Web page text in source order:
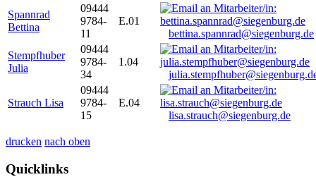
Spannrad
Bettina
09444
9784-
11
E.01
bettina.spannrad@siegenburg.de
Stempfhuber
Julia
09444
9784-
34
1.04
Strauch Lisa
09444
9784-
15
E.04
lisa.strauch@siegenburg.de
drucken nach oben
Quicklinks